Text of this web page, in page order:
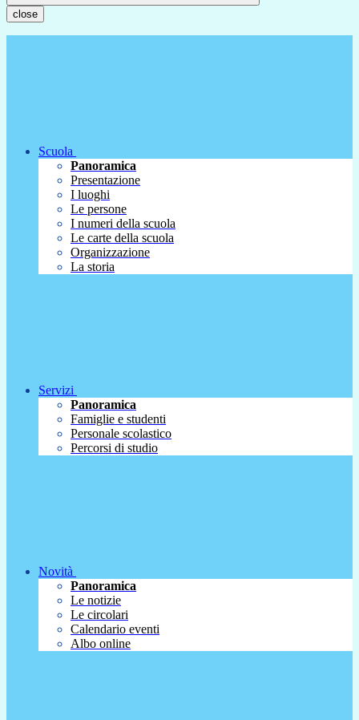
close
Scuola
Panoramica
Presentazione
I luoghi
Le persone
I numeri della scuola
Le carte della scuola
Organizzazione
La storia
Servizi
Panoramica
Famiglie e studenti
Personale scolastico
Percorsi di studio
Novità
Panoramica
Le notizie
Le circolari
Calendario eventi
Albo online